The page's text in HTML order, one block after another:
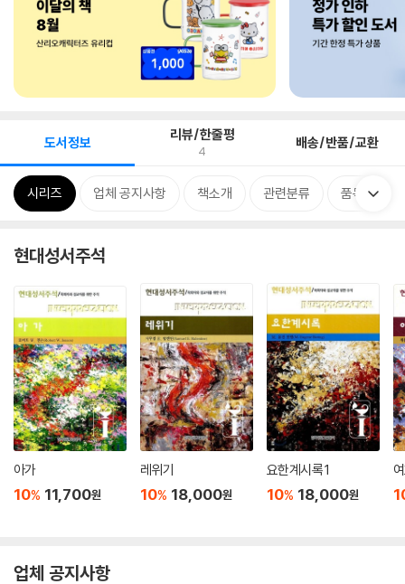
도서정보 리뷰/한줄평
4 배송/반품/교환
시리즈 업체 공지사항 책소개 관련분류 품목정보
현대성서주석
아가
10% 11,700원
레위기
10% 18,000원
요한계시록 1
10% 18,000원
업체 공지사항